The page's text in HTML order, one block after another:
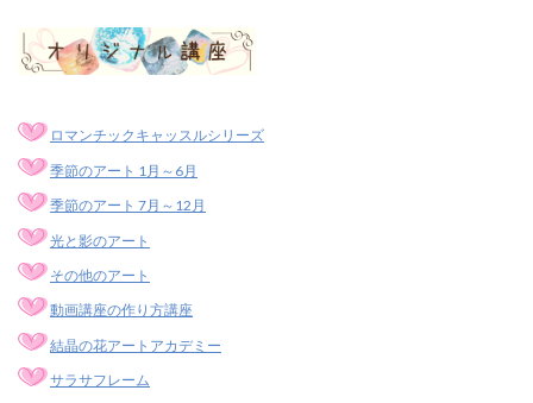
ロマンチックキャッスルシリーズ
季節のアート 1月～6月
季節のアート 7月～12月
光と影のアート
その他のアート
動画講座の作り方講座
結晶の花アートアカデミー
サラサフレーム